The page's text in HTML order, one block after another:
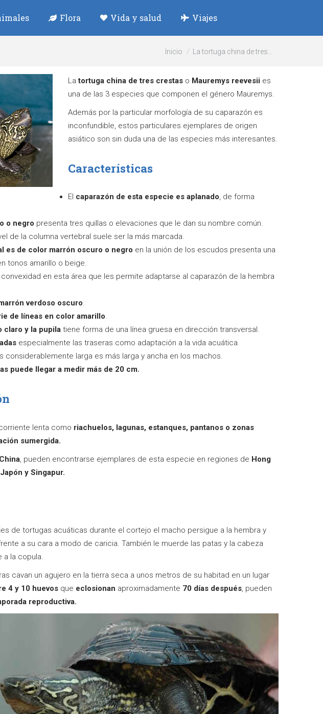
Flora Vida y salud Viajes
Estás aquí:
Inicio La tortuga china de tres…
Latortuga china de tres crestas o Mauremys reevesii es
una de las 3 especies que componen el género Mauremys.
Además por la particular morfología de su caparazón es
inconfundible, estos particulares ejemplares de origen
asiático son sin duda una de las especies más interesantes.
Características
El caparazón de esta especie es aplanado, de forma
o negro presenta tres quillas o elevaciones que le dan su nombre común.
de la columna vertebral suele ser la más marcada.
es de color marrón oscuro o negro en la unión de los escudos presenta una
tonos amarillo o beige.
en esta área que les permite adaptarse al caparazón de la hembra
verdoso oscuro.
de líneas en color amarillo.
claro y la pupila tiene forma de una línea gruesa en dirección transversal.
especialmente las traseras como adaptación a la vida acuática.
considerablemente larga es más larga y ancha en los machos.
puede llegar a medir más de 20 cm.
lenta como riachuelos, lagunas, estanques, pantanos o zonas
sumergida.
China, pueden encontrarse ejemplares de esta especie en regiones de Hong
y Singapur.
de tortugas acuáticas durante el cortejo el macho persigue a la hembra y
a su cara a modo de caricia. También le muerde las patas y la cabeza
a la copula.
cavan un agujero en la tierra seca a unos metros de su habitad en un lugar
4 y 10 huevos que eclosionan aproximadamente 70 días después, pueden
reproductiva.